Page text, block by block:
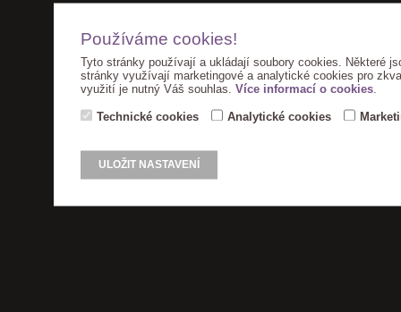
Používáme cookies!
Tyto stránky používají a ukládají soubory cookies. Některé
stránky využívají marketingové a analytické cookies pro
využití je nutný Váš souhlas. Více informací o cookies.
Technické cookies Analytické cookies
ULOŽIT NASTAVENÍ